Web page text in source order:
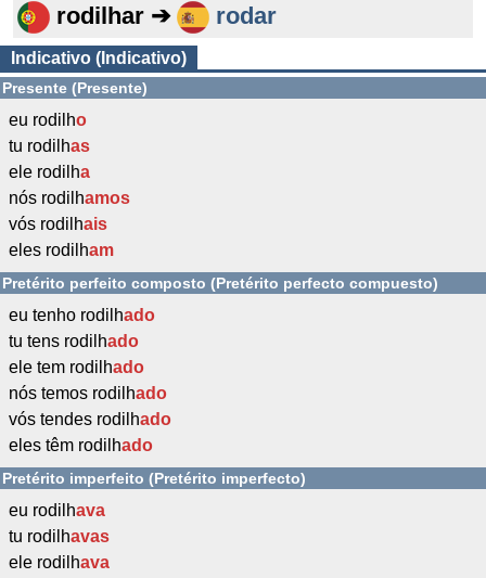
rodilhar ➔ rodar
Indicativo (Indicativo)
Presente (Presente)
eu rodilho
tu rodilhas
ele rodilha
nós rodilhamos
vós rodilhais
eles rodilham
Pretérito perfeito composto (Pretérito perfecto compuesto)
eu tenho rodilhado
tu tens rodilhado
ele tem rodilhado
nós temos rodilhado
vós tendes rodilhado
eles têm rodilhado
Pretérito imperfeito (Pretérito imperfecto)
eu rodilhava
tu rodilhavas
ele rodilhava